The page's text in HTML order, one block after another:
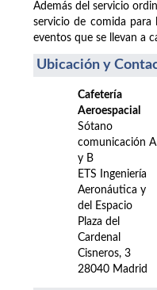
Además del servicio
servicio de comida para
eventos que se llevan a
Ubicación y
Cafetería
Aeroespacial
Sótano
comunicación A
y B
ETS Ingeniería
Aeronáutica y
del Espacio
Plaza del
Cardenal
Cisneros, 3
28040 Madrid